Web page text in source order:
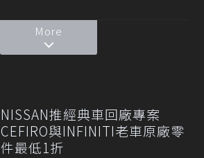
More
NISSAN推經典車回廠專案
CEFIRO與INFINITI老車原廠零
件最低1折